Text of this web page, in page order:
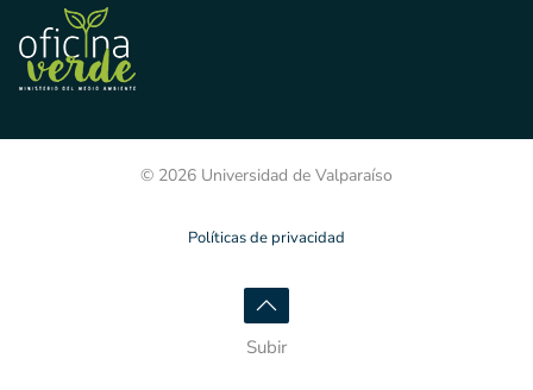
© 2026 Universidad de Valparaíso
Políticas de privacidad
Subir